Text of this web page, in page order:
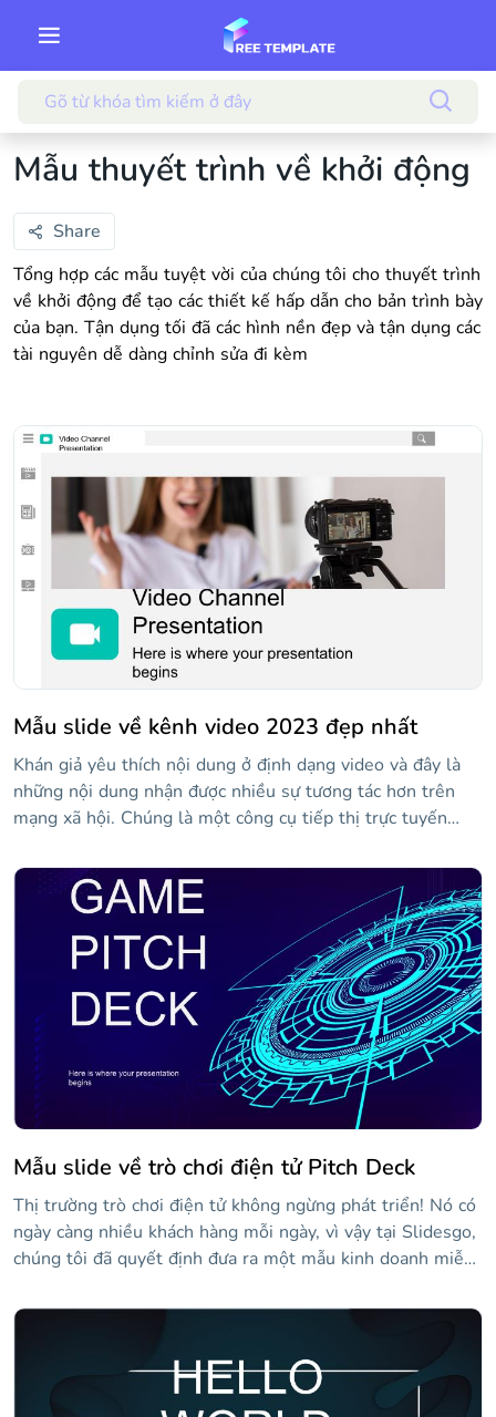
Mẫu thuyết trình về khởi động
Share
Tổng hợp các mẫu tuyệt vời của chúng tôi cho thuyết trình
về khởi động để tạo các thiết kế hấp dẫn cho bản trình bày
của bạn. Tận dụng tối đã các hình nền đẹp và tận dụng các
tài nguyên dễ dàng chỉnh sửa đi kèm
Mẫu slide về kênh video 2023 đẹp nhất
Khán giả yêu thích nội dung ở định dạng video và đây là
những nội dung nhận được nhiều sự tương tác hơn trên
mạng xã hội. Chúng là một công cụ tiếp thị trực tuyến
thiết để trình bày đề xuất kênh video của mình một cách
hiệu quả. Nó bao gồm đồ họa, biểu tượng và hình ảnh,
cũng như mockup trong đó bạn có thể hiển thị các ví dụ về
nội dung.
Mẫu slide về trò chơi điện tử Pitch Deck
Thị trường trò chơi điện tử không ngừng phát triển! Nó có
ngày càng nhiều khách hàng mỗi ngày, vì vậy tại Slidesgo,
chúng tôi đã quyết định đưa ra một mẫu kinh doanh miễn
giới thiệu nhà đầu tư chuyên nghiệp để thúc đẩy công ty